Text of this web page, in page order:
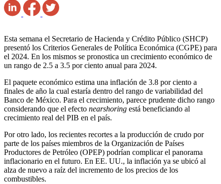
Esta semana el Secretario de Hacienda y Crédito Público (SHCP)
presentó los Criterios Generales de Política Económica (CGPE) para
el 2024. En los mismos se pronostica un crecimiento económico de
un rango de 2.5 a 3.5 por ciento anual para 2024.
El paquete económico estima una inflación de 3.8 por ciento a
finales de año la cual estaría dentro del rango de variabilidad del
Banco de México. Para el crecimiento, parece prudente dicho rango
considerando que el efecto nearshoring está beneficiando al
crecimiento real del PIB en el país.
Por otro lado, los recientes recortes a la producción de crudo por
parte de los países miembros de la Organización de Países
Productores de Petróleo (OPEP) podrían complicar el panorama
inflacionario en el futuro. En EE. UU., la inflación ya se ubicó al
alza de nuevo a raíz del incremento de los precios de los
combustibles.